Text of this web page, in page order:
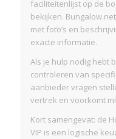
faciliteitenlijst op de
bekijken.
met foto’s en
exacte informatie.
Als je hulp nodig hebt
controleren van
aanbieder vragen
vertrek en voorkomt
Kort samengevat: de
VIP is een logische